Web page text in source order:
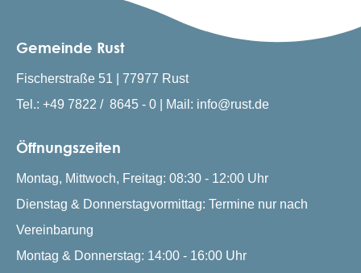
Gemeinde Rust
Fischerstraße 51 | 77977 Rust
Tel.: +49 7822 / 8645 - 0 | Mail: info@rust.de
Öffnungszeiten
Montag, Mittwoch, Freitag: 08:30 - 12:00 Uhr
Dienstag & Donnerstagvormittag: Termine nur nach
Vereinbarung
Montag & Donnerstag: 14:00 - 16:00 Uhr